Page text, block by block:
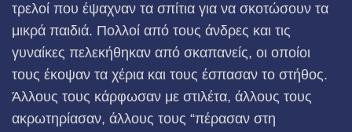
τρελοί που έψαχναν τα σπίτια για να σκοτώσουν τα
μικρά παιδιά. Πολλοί από τους άνδρες και τις
γυναίκες πελεκήθηκαν από σκαπανείς, οι οποίοι
τους έκοψαν τα χέρια και τους έσπασαν το στήθος.
Άλλους τους κάρφωσαν με στιλέτα, άλλους τους
ακρωτηρίασαν, άλλους τους “πέρασαν στη